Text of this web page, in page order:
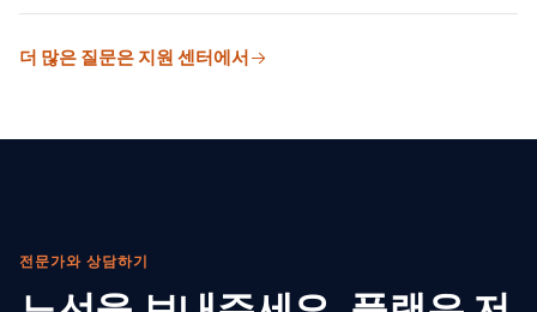
(쌓아 올린 케이스)은 리퍼 컨테이너 안에서 공기 흐름을
유지할 수 있는 치수로 만듭니다. 케이스가 리퍼 컨테이너
바닥의 통풍 홈을 막아서는 안 됩니다. 당사는 품목, 도착
를 차지합니다. 당사는 각 성수기 60~90일 전부터 리퍼 컨
더 많은 질문은 지원 센터에서
전문가와 상담하기